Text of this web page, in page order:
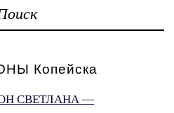
Копейска
СВЕТЛАНА —